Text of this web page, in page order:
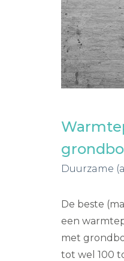
Duurzame
De beste
een
met
tot wel 100